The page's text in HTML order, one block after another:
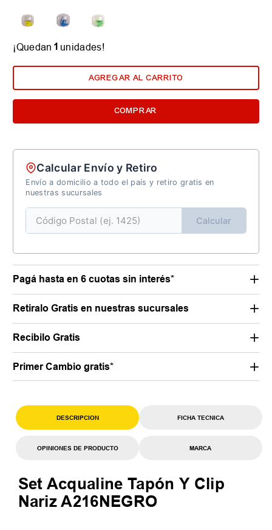
¡Quedan 1 unidades!
AGREGAR AL CARRITO
COMPRAR
Calcular Envío y Retiro
Envío a domicilio a todo el país y retiro gratis en
nuestras sucursales
Calcular
Pagá hasta en 6 cuotas sin interés*
Retiralo Gratis en nuestras sucursales
Recibilo Gratis
Primer Cambio gratis*
DESCRIPCION FICHA TECNICA
OPINIONES DE PRODUCTO MARCA
Set Acqualine Tapón Y Clip
Nariz A216NEGRO